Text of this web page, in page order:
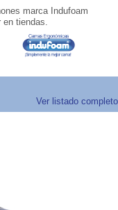
marca Indufoam
tiendas.
Ver listado completo